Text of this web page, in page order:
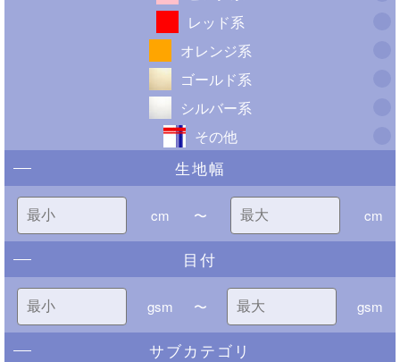
レッド系
オレンジ系
ゴールド系
シルバー系
その他
生地幅
cm 〜 cm
目付
gsm 〜 gsm
サブカテゴリ